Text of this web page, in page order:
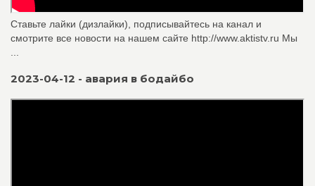
Ставьте лайки (дизлайки), подписывайтесь на канал и
смотрите все новости на нашем сайте http://www.aktistv.ru Мы
2023-04-12 - авария в бодайбо